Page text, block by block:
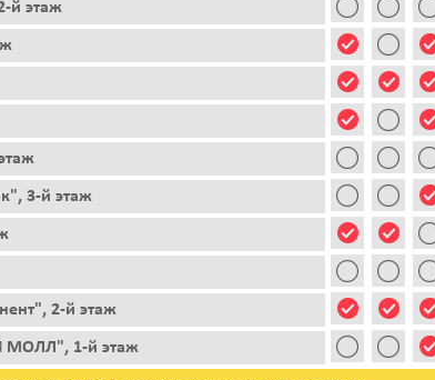
й этаж
3-й этаж
2-й этаж
МОЛЛ", 1-й этаж